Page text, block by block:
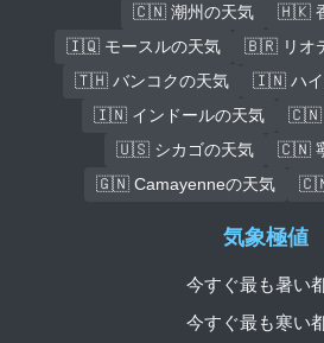
🇨🇳 潮州の天気
🇭🇰
🇮🇶 モースルの天気
🇧🇷 リオ
🇹🇭 バンコクの天気
🇮🇳 ハイ
🇮🇳 インドールの天気
🇨🇳
🇺🇸 シカゴの天気
🇨🇳
🇬🇳 Camayenneの天気
🇨🇳
気象極値
今すぐ最も暑い
今すぐ最も寒い